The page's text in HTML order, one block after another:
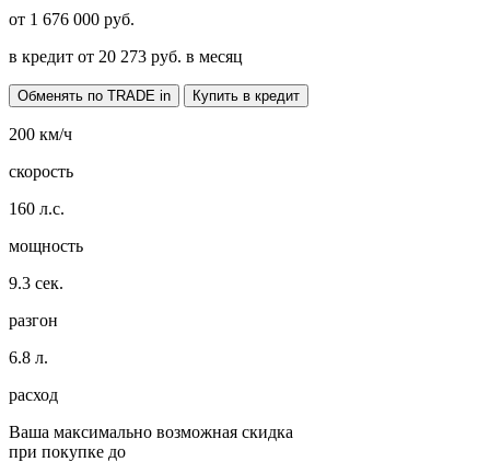
от 1 676 000 руб.
в кредит от 20 273 руб. в месяц
Обменять по TRADE in Купить в кредит
200 км/ч
скорость
160 л.с.
мощность
9.3 сек.
разгон
6.8 л.
расход
Ваша максимально возможная скидка
при покупке до